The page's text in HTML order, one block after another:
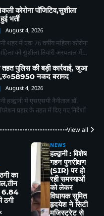
कोरोना पॉजिटिव,सुशीला
भर्ती
August 4, 2026
शहर में एक 76 वर्षीय महिला कोरोना
को सुशीला तिवारी अस्पताल में…
पुलिस की बड़ी कार्रवाई, जुआ
नकद बरामद
August 4, 2026
हल्द्वानी में एसएसपी नैनीताल डॉ.
प्रहार के तहत में दिए गए निर्देशों
View all
का
6.84
ठगी
NEWS
हल्द्वानी : विशेष
गहन पुनरीक्षण
(SIR) पर हो
रही समस्याओं
को लेकर
विधायक सुमित
हृदयेश ने सिटी
मजिस्ट्रेट से
की टँकी से निकला सांपो